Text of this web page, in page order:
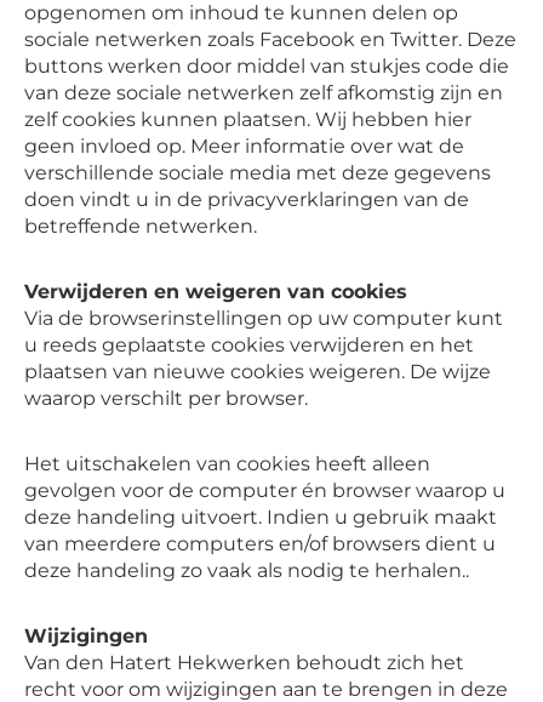
opgenomen om inhoud te kunnen delen op
sociale netwerken zoals Facebook en Twitter. Deze
buttons werken door middel van stukjes code die
van deze sociale netwerken zelf afkomstig zijn en
zelf cookies kunnen plaatsen. Wij hebben hier
geen invloed op. Meer informatie over wat de
verschillende sociale media met deze gegevens
doen vindt u in de privacyverklaringen van de
betreffende netwerken.
Verwijderen en weigeren van cookies
Via de browserinstellingen op uw computer kunt
u reeds geplaatste cookies verwijderen en het
plaatsen van nieuwe cookies weigeren. De wijze
waarop verschilt per browser.
Het uitschakelen van cookies heeft alleen
gevolgen voor de computer én browser waarop u
deze handeling uitvoert. Indien u gebruik maakt
van meerdere computers en/of browsers dient u
deze handeling zo vaak als nodig te herhalen..
Wijzigingen
Van den Hatert Hekwerken behoudt zich het
recht voor om wijzigingen aan te brengen in deze